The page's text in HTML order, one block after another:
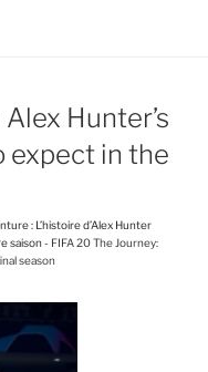
Hunter’s
expect in the
: L’histoire d’Alex Hunter
saison- FIFA 20 The Journey:
season